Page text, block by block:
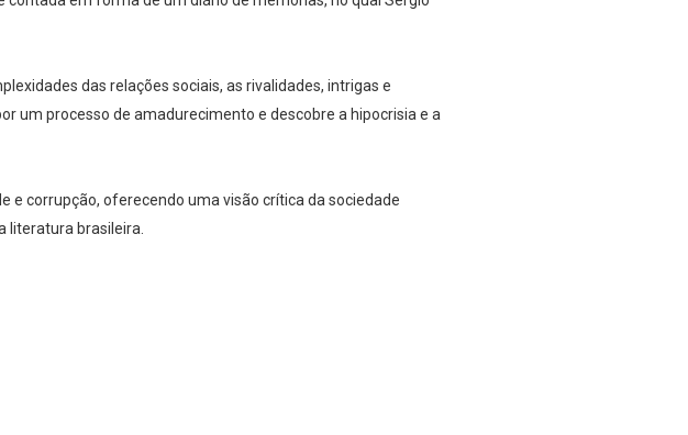
das relações sociais, as rivalidades, intrigas e
um processo de amadurecimento e descobre a hipocrisia e a
e corrupção, oferecendo uma visão crítica da sociedade
literatura brasileira.